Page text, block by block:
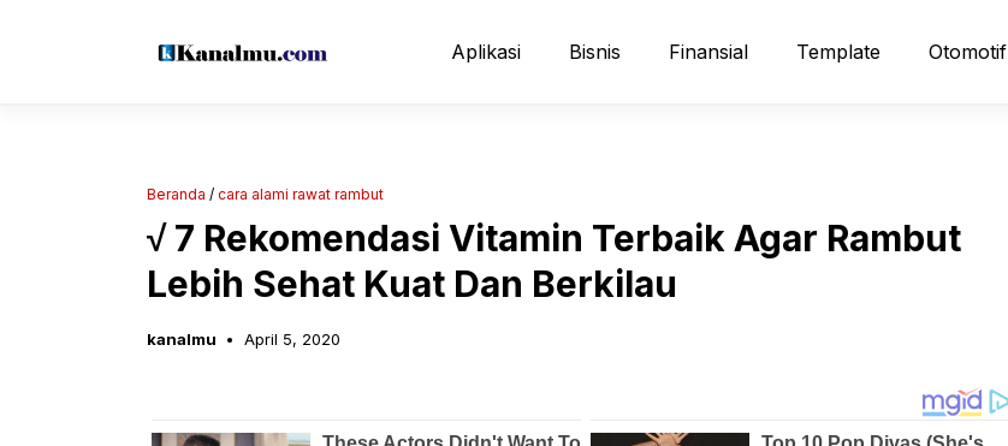
Aplikasi Bisnis Finansial Template Otomotif
Beranda / cara alami rawat rambut
√ 7 Rekomendasi Vitamin Terbaik Agar Rambut
Lebih Sehat Kuat Dan Berkilau
kanalmu April 5, 2020